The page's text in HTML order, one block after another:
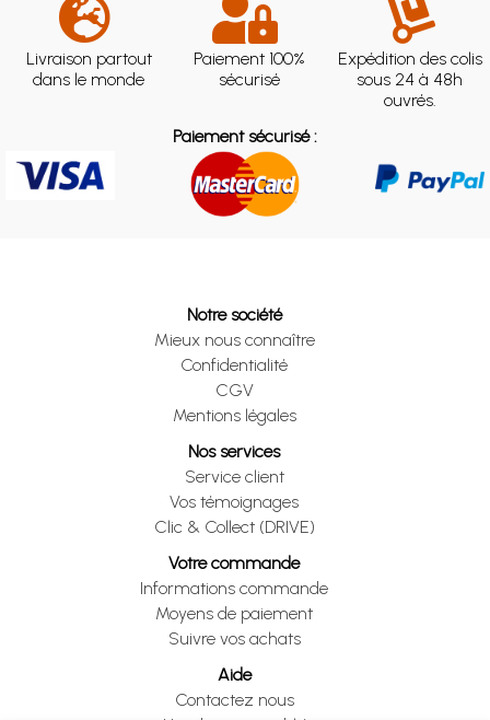
Livraison partout
dans le monde
Paiement 100%
sécurisé
Expédition des colis
sous 24 à 48h
ouvrés.
Paiement sécurisé :
Notre société
Mieux nous connaître
Confidentialité
CGV
Mentions légales
Nos services
Service client
Vos témoignages
Clic & Collect (DRIVE)
Votre commande
Informations commande
Moyens de paiement
Suivre vos achats
Aide
Contactez nous